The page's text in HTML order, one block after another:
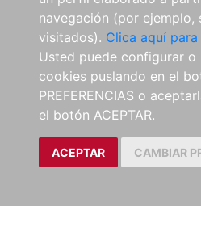
navegación (por ejemplo,
visitados). Clica aquí
Usted puede configurar o
cookies puslando en el
PREFERENCIAS o
el botón ACEPTAR.
ACEPTAR CAMBIAR